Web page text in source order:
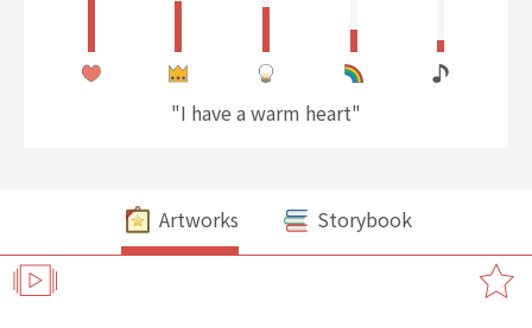
"I have a warm heart"
Artworks Storybook